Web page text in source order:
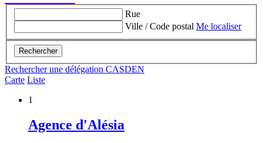
Rue
Ville / Code postal Me localiser
Rechercher
Rechercher une délégation CASDEN
Carte Liste
1
Agence d'Alésia